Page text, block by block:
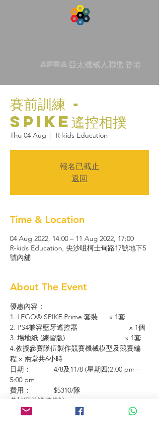
APRA 亞太機械人聯盟 香港
賽前訓練 -
SPIKE遙控相撲
Thu 04 Aug
  |
R-kids Education
報名已截止
返回
Time & Location
04 Aug 2022, 14:00 – 11 Aug 2022, 17:00
R-kids Education, 尖沙咀柯士甸路17號地下5
號內舖
About The Event
1. LEGO® SPIKE Prime 套裝 	x 1套
2. PS4兼容藍牙遙控器			x 1個
3. 場地紙 (練習版)			        x 1套
4.教授參賽隊伍製作競賽機械模型及競賽編
程­ x 兩堂共6小時
日期：	  4/8及11/8 (星期四)2:00 pm -
5:00 pm
費用：	  $5310/隊
參加賽前訓練備註：
1. 必須自備手提電腦或平板電腦